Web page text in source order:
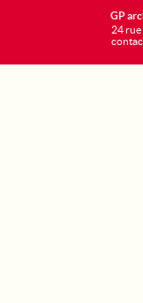
GP
24